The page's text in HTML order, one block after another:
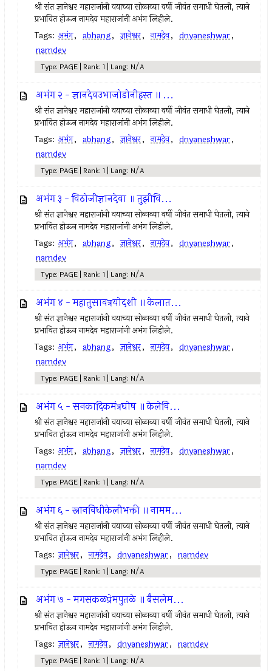
श्री संत ज्ञानेश्वर महाराजांनी वयाच्या सोळाव्या वर्षी जीवंत समाधी घेतली, त्याने
प्रभावित होऊन नामदेव महाराजांनी अभंग लिहीले.
Tags: अभंग, abhang, ज्ञानेश्वर, नामदेव, dnyaneshwar,
namdev
Type: PAGE | Rank: 1 | Lang: N/A
अभंग २ - ज्ञानदेवउभाजोडोनीहस्त ॥ ...
श्री संत ज्ञानेश्वर महाराजांनी वयाच्या सोळाव्या वर्षी जीवंत समाधी घेतली, त्याने
प्रभावित होऊन नामदेव महाराजांनी अभंग लिहीले.
Tags: अभंग, abhang, ज्ञानेश्वर, नामदेव, dnyaneshwar,
namdev
Type: PAGE | Rank: 1 | Lang: N/A
अभंग ३ - विठोजीज्ञानदेवा ॥ तुझीवि...
श्री संत ज्ञानेश्वर महाराजांनी वयाच्या सोळाव्या वर्षी जीवंत समाधी घेतली, त्याने
प्रभावित होऊन नामदेव महाराजांनी अभंग लिहीले.
Tags: अभंग, abhang, ज्ञानेश्वर, नामदेव, dnyaneshwar,
namdev
Type: PAGE | Rank: 1 | Lang: N/A
अभंग ४ - महातुसावत्रयोदशी ॥ केलात...
श्री संत ज्ञानेश्वर महाराजांनी वयाच्या सोळाव्या वर्षी जीवंत समाधी घेतली, त्याने
प्रभावित होऊन नामदेव महाराजांनी अभंग लिहीले.
Tags: अभंग, abhang, ज्ञानेश्वर, नामदेव, dnyaneshwar,
namdev
Type: PAGE | Rank: 1 | Lang: N/A
अभंग ५ - सनकादिकमंत्रघोष ॥ केलेवि...
श्री संत ज्ञानेश्वर महाराजांनी वयाच्या सोळाव्या वर्षी जीवंत समाधी घेतली, त्याने
प्रभावित होऊन नामदेव महाराजांनी अभंग लिहीले.
Tags: अभंग, abhang, ज्ञानेश्वर, नामदेव, dnyaneshwar,
namdev
Type: PAGE | Rank: 1 | Lang: N/A
अभंग ६ - स्नानविधीकेलीभक्ती ॥ नामम...
श्री संत ज्ञानेश्वर महाराजांनी वयाच्या सोळाव्या वर्षी जीवंत समाधी घेतली, त्याने
प्रभावित होऊन नामदेव महाराजांनी अभंग लिहीले.
Tags: ज्ञानेश्वर, नामदेव, dnyaneshwar, namdev
Type: PAGE | Rank: 1 | Lang: N/A
अभंग ७ - मगसकळप्रेमपुतळे ॥ बैसलेम...
श्री संत ज्ञानेश्वर महाराजांनी वयाच्या सोळाव्या वर्षी जीवंत समाधी घेतली, त्याने
प्रभावित होऊन नामदेव महाराजांनी अभंग लिहीले.
Tags: ज्ञानेश्वर, नामदेव, dnyaneshwar, namdev
Type: PAGE | Rank: 1 | Lang: N/A